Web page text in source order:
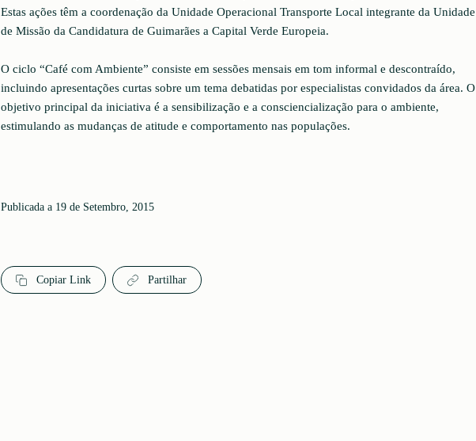
Estas ações têm a coordenação da Unidade Operacional Transporte Local integrante da Unidade
de Missão da Candidatura de Guimarães a Capital Verde Europeia.
O ciclo “Café com Ambiente” consiste em sessões mensais em tom informal e descontraído,
incluindo apresentações curtas sobre um tema debatidas por especialistas convidados da área. O
objetivo principal da iniciativa é a sensibilização e a consciencialização para o ambiente,
estimulando as mudanças de atitude e comportamento nas populações.
Publicada a 19 de Setembro, 2015
Copiar Link Partilhar